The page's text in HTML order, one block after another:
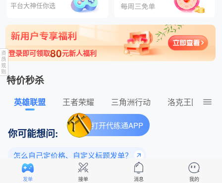
打开代练通APP
平台大神任你选
登录即可领取80元新人福利
特价秒杀
英雄联盟 王者荣耀 三角洲行动 洛克王国：世
你可能想问:
怎么自己定价格、自定义标题发单？
为什么老玩家都选择平台下单？
发单 接单 消息 我的